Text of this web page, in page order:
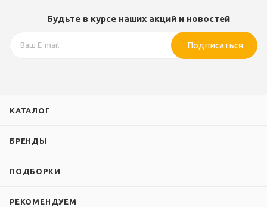
Будьте в курсе наших акций и новостей
Подписаться
КАТАЛОГ
БРЕНДЫ
ПОДБОРКИ
РЕКОМЕНДУЕМ